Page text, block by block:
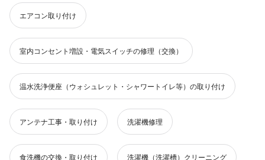
エアコン取り付け
室内コンセント増設・電気スイッチの修理（交換）
温水洗浄便座（ウォシュレット・シャワートイレ等）の取り付け
アンテナ工事・取り付け 洗濯機修理
食洗機の交換・取り付け 洗濯機（洗濯槽）クリーニング